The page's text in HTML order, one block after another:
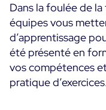
Documentation
The Watch
Toutes les
Dans la foulée de
équipes vous
d’apprentissage
été présenté en
vos compétences
pratique d’exercices.